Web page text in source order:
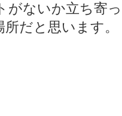
がないか立ち寄
だと思います。